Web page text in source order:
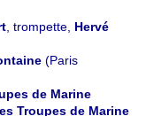
, trompette, Hervé
(Paris
de Marine
Troupes de Marine